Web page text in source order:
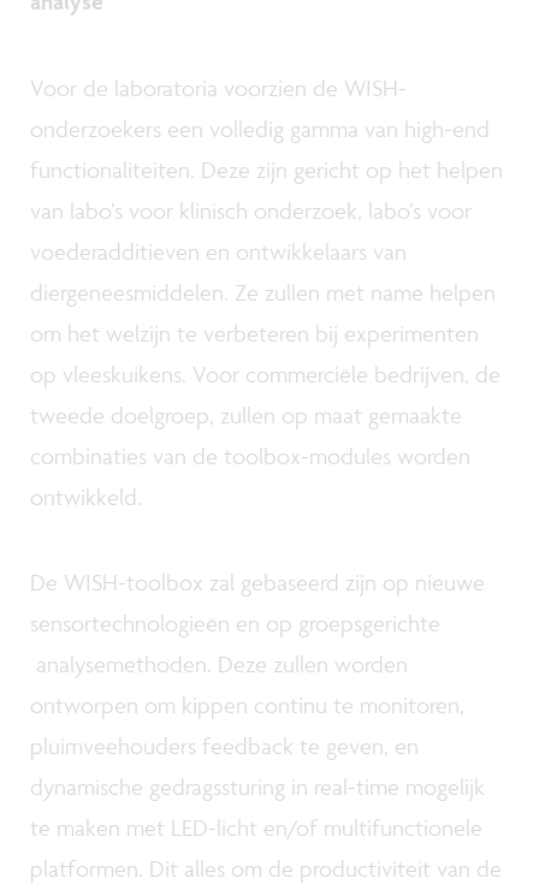
Voor de laboratoria voorzien de WISH-
onderzoekers een volledig gamma van high-end
functionaliteiten. Deze zijn gericht op het helpen
van labo’s voor klinisch onderzoek, labo’s voor
voederadditieven en ontwikkelaars van
diergeneesmiddelen. Ze zullen met name helpen
om het welzijn te verbeteren bij experimenten
op vleeskuikens. Voor commerciële bedrijven, de
tweede doelgroep, zullen op maat gemaakte
combinaties van de toolbox-modules worden
ontwikkeld.
De WISH-toolbox zal gebaseerd zijn op nieuwe
sensortechnologieën en op groepsgerichte
analysemethoden. Deze zullen worden
ontworpen om kippen continu te monitoren,
pluimveehouders feedback te geven, en
dynamische gedragssturing in real-time mogelijk
te maken met LED-licht en/of multifunctionele
platformen. Dit alles om de productiviteit van de